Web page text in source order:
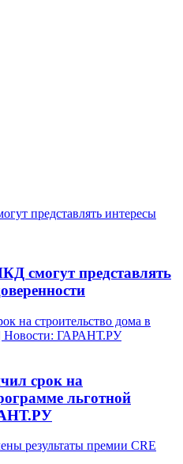
представлять интересы
смогут представлять
на строительство дома в
| Новости: ГАРАНТ.РУ
срок на
льготной
результаты премии CRE